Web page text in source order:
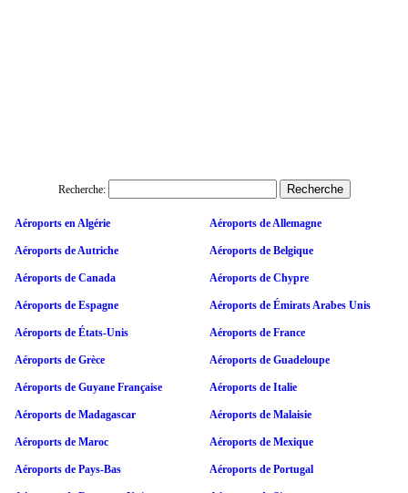
Recherche:
Aéroports en Algérie Aéroports de Allemagne
Aéroports de Autriche Aéroports de Belgique
Aéroports de Canada Aéroports de Chypre
Aéroports de Espagne Aéroports de Émirats Arabes Unis
Aéroports de États-Unis Aéroports de France
Aéroports de Grèce Aéroports de Guadeloupe
Aéroports de Guyane Française Aéroports de Italie
Aéroports de Madagascar Aéroports de Malaisie
Aéroports de Maroc Aéroports de Mexique
Aéroports de Pays-Bas Aéroports de Portugal